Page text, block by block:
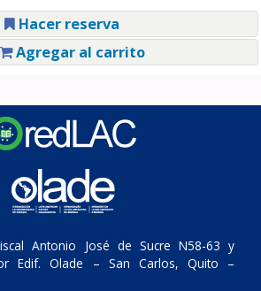
Hacer reserva
Agregar al carrito
Antonio José de Sucre N58-63 y
Edif. Olade – San Carlos, Quito –